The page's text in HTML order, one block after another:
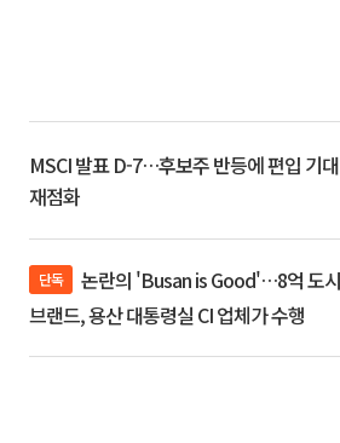
MSCI 발표 D-7…후보주 반등에 편입 기대
재점화
단독
브랜드, 용산 대통령실 CI 업체가 수행